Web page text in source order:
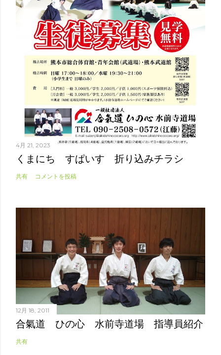
4月 21, 2023
くまにち すぱいす 折り込みチラシ
共有 コメントを投稿
12月 18, 2011
合氣道 ひの心 水前寺道場 指導員紹介
共有